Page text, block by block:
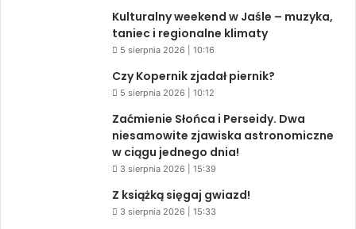
Kulturalny weekend w Jaśle – muzyka,
taniec i regionalne klimaty
5 sierpnia 2026 | 10:16
Czy Kopernik zjadał piernik?
5 sierpnia 2026 | 10:12
Zaćmienie Słońca i Perseidy. Dwa
niesamowite zjawiska astronomiczne
w ciągu jednego dnia!
3 sierpnia 2026 | 15:39
Z książką sięgaj gwiazd!
3 sierpnia 2026 | 15:33